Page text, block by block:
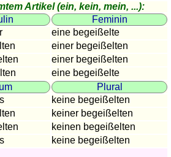
Artikel (ein, kein, mein, ...):
Feminin
eine begeißelte
einer begeißelten
einer begeißelten
eine begeißelte
Plural
keine begeißelten
keiner begeißelten
keinen begeißelten
keine begeißelten